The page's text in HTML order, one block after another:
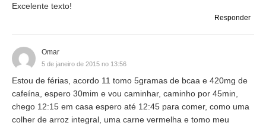
Excelente texto!
Responder
Omar
5 de janeiro de 2015 no 13:56
Estou de férias, acordo 11 tomo 5gramas de bcaa e 420mg de
cafeína, espero 30mim e vou caminhar, caminho por 45min,
chego 12:15 em casa espero até 12:45 para comer, como uma
colher de arroz integral, uma carne vermelha e tomo meu